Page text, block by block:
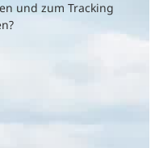
und zum Tracking